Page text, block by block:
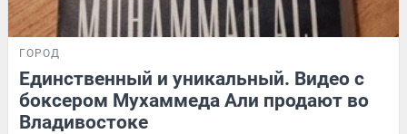
ГОРОД
Единственный и уникальный. Видео с
боксером Мухаммеда Али продают во
Владивостоке